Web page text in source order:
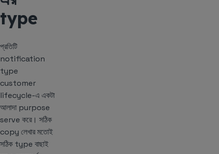
type
প্রতিটি
notification
type
customer
lifecycle-এ একটা
আলাদা purpose
serve করে। সঠিক
copy লেখার মতোই
সঠিক type বাছাই